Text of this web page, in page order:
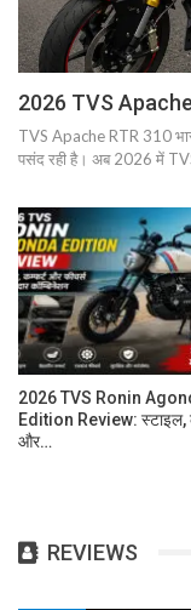
2026 TVS
TVS Apache RTR 310
पसंद रही है। अब 2026 में
2026 TVS Ronin
Edition Review: स्टाइल,
और…
REVIEWS